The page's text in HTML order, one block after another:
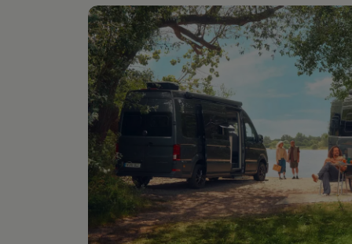
Förderung & Kosten der Elektrofahrzeuge
Fördermöglichkeiten für Privatkunden
Fördermöglichkeiten für Gewerbekunden
Kostensimulator
Autonomes Fahren
Mehr zum ID. Buzz
Online Beratung
California Welt
California Club
California Magazin & Ratgeber
Vanlife
Ratgeber
Routen & Reisen
California Reisen & Erlebnisse
California App
California Lifestyle & Zubehör
Übernachten im California